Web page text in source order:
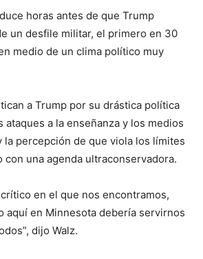
horas antes de que Trump
un desfile militar, el primero en 30
medio de un clima político muy
a Trump por su drástica política
ataques a la enseñanza y los medios
la percepción de que viola los límites
una agenda ultraconservadora.
en el que nos encontramos,
aquí en Minnesota debería servirnos
dijo Walz.